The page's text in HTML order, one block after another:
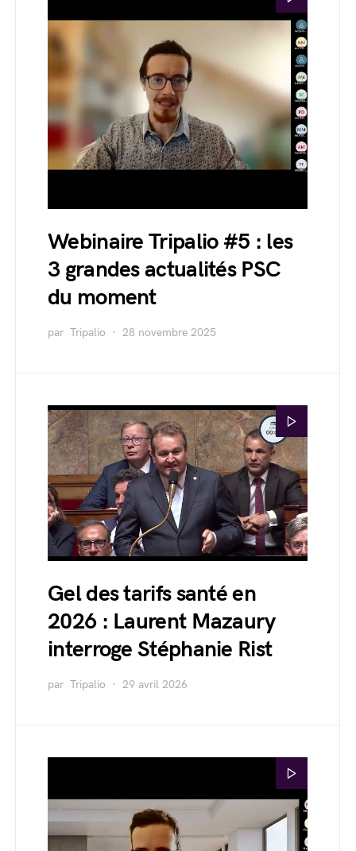
Webinaire Tripalio #5 : les
3 grandes actualités PSC
du moment
par Tripalio 28 novembre 2025
Gel des tarifs santé en
2026 : Laurent Mazaury
interroge Stéphanie Rist
par Tripalio 29 avril 2026